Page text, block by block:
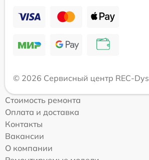
© 2026 Сервисный центр REC-
Стоимость ремонта
Оплата и доставка
Контакты
Вакансии
О компании